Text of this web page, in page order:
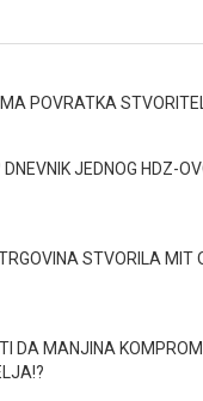
POVRATKA
JEDNOG HDZ-
STVORILA MIT
DA MANJINA